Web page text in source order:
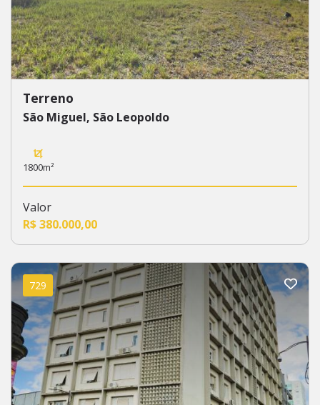
Terreno
São Miguel, São Leopoldo
1800m²
Valor
R$ 380.000,00
729